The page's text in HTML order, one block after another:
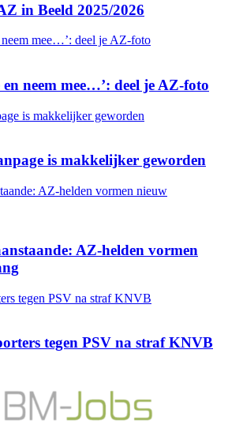
in Beeld 2025/2026
neem mee…’: deel je AZ-foto
is makkelijker geworden
AZ-helden vormen
tegen PSV na straf KNVB